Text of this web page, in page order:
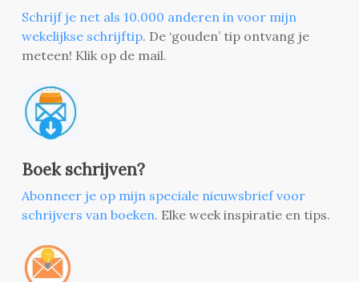
Schrijf je net als 10.000 anderen in voor mijn
wekelijkse schrijftip. De ‘gouden’ tip ontvang je
meteen! Klik op de mail.
Boek schrijven?
Abonneer je op mijn speciale nieuwsbrief voor
schrijvers van boeken. Elke week inspiratie en tips.